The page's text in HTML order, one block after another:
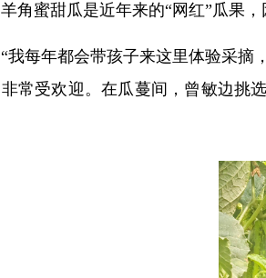
羊角蜜甜瓜是近年来的“网红”瓜果
“我每年都会带孩子来这里体验采摘
常受欢迎。在瓜蔓间，曾敏边挑